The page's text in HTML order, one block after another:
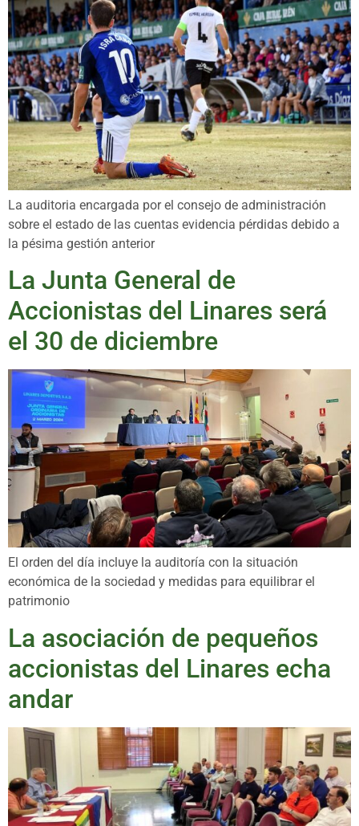
La auditoria encargada por el consejo de administración
sobre el estado de las cuentas evidencia pérdidas debido a
la pésima gestión anterior
La Junta General de
Accionistas del Linares será
el 30 de diciembre
El orden del día incluye la auditoría con la situación
económica de la sociedad y medidas para equilibrar el
patrimonio
La asociación de pequeños
accionistas del Linares echa
andar